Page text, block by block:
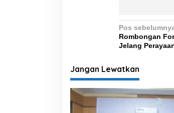
N
a
i
g
a
Pos
Rombongan
Jelang
Jangan Lewatkan